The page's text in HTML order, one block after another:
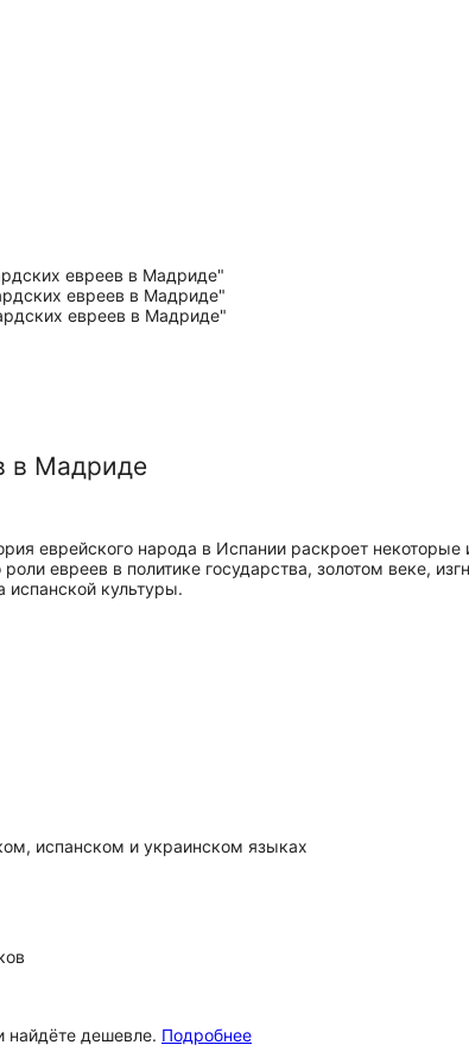
в Мадриде
еврейского народа в Испании раскроет
евреев в политике государства, золотом веке,
испанской культуры.
испанском и украинском языках
найдёте дешевле. Подробнее